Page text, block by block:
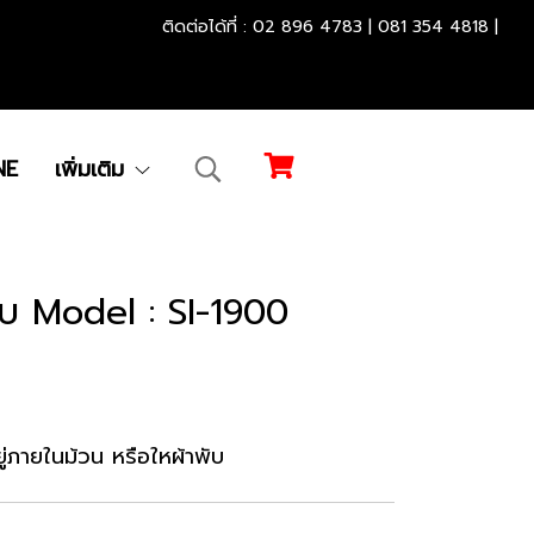
ติดต่อได้ที่ : 02 896 4783 | 081 354 4818 |
เพิ่มเติม
Model : SI-1900
ายในม้วน หรือใหผ้าพับ